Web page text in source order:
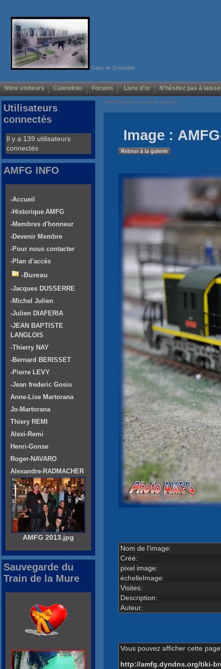
Gare de Grenoble
Nbre visiteurs Calendrier Forums Livre d'or N'hésitez pas à
Voir/Cacher menus de gauche
Image :
Retour à la galerie
Nom de l'image:
Créé:
pixel image:
échelleImage:
Visites:
Description:
Auteur:
Vous pouvez afficher cette
http://amfg.dyndns.org/tiki-
Utilisateurs
connectés
Il y a 139 utilisateurs
connectés
AMFG INFO
-Accueil
-Historique AMFG
-Membres d'honneur
-Devenir Membre
-Pour nous contacter
-Plan d'accés
-Bureau
-Jacques DUSSERRE
-Michel Julien
-Julien DIAFERIA
-JEAN BAPTISTE
LANGLOIS
-Thierry NAY
-Bernard BERISSET
-Pierre LEVY
-Jean frederic Gosio
Anne-Lise Martorana
Jo-Martorana
Thiery REMI
Alexi-Remi
Henri-Gonse
Roger-NAVARO
Alexandre-RADMACHER
AMFG 2013.jpg
Sauvegarde du
Train de la Mure